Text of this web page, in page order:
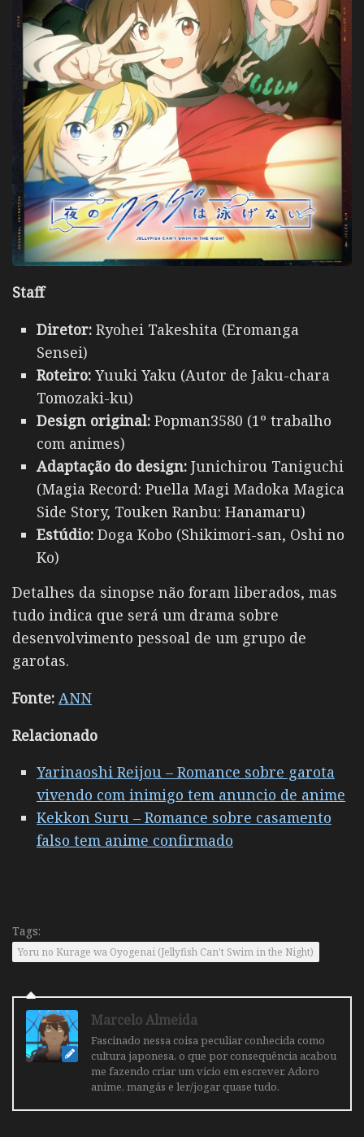
Staff
Diretor: Ryohei Takeshita (Eromanga
Sensei)
Roteiro: Yuuki Yaku (Autor de Jaku-chara
Tomozaki-ku)
Design original: Popman3580 (1º trabalho
com animes)
Adaptação do design: Junichirou Taniguchi
(Magia Record: Puella Magi Madoka Magica
Side Story, Touken Ranbu: Hanamaru)
Estúdio: Doga Kobo (Shikimori-san, Oshi no
Ko)
Detalhes da sinopse não foram liberados, mas
tudo indica que será um drama sobre
desenvolvimento pessoal de um grupo de
garotas.
Fonte: ANN
Relacionado
Yarinaoshi Reijou – Romance sobre garota
vivendo com inimigo tem anuncio de anime
Kekkon Suru – Romance sobre casamento
falso tem anime confirmado
Tags:
Yoru no Kurage wa Oyogenai (Jellyfish Can't Swim in the Night)
Marcelo Almeida
Fascinado nessa coisa peculiar conhecida como
cultura japonesa, o que por consequência acabou
me fazendo criar um vicio em escrever. Adoro
anime, mangás e ler/jogar quase tudo.